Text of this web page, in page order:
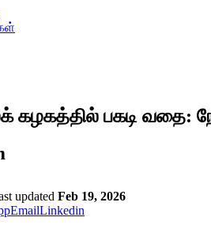
பகடி வதை:
updated Feb 19, 2026
EmailLinkedin